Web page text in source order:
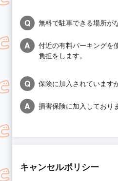
Q 無料で駐車できる場所が
A
付近の有料パーキングを
負担をします。
Q 保険に加入されています
A 損害保険に加入しており
キャンセルポリシー